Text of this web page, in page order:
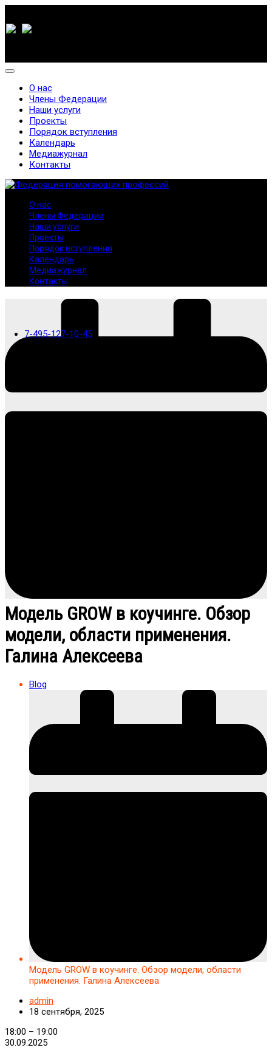
7-495-127-10-45
О нас
Члены Федерации
Наши услуги
Проекты
Порядок вступления
Календарь
Медиажурнал
Контакты
О нас
Члены Федерации
Наши услуги
Проекты
Порядок вступления
Календарь
Медиажурнал
Контакты
Модель GROW в коучинге. Обзор
модели, области применения.
Галина Алексеева
Blog
Модель GROW в коучинге. Обзор модели, области
применения. Галина Алексеева
admin
18 сентября, 2025
Модель
GROW
18:00 – 19:00
30.09.2025